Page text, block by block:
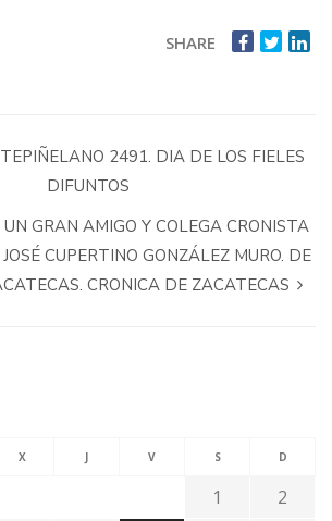
SHARE
2491. DIA DE LOS FIELES
DIFUNTOS
GRAN AMIGO Y COLEGA CRONISTA
CUPERTINO GONZÁLEZ MURO. DE
CRONICA DE ZACATECAS
X J V S D
1
2